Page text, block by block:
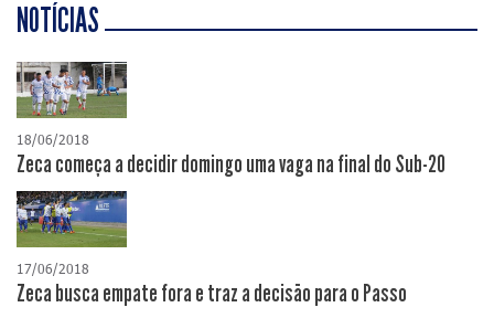
NOTÍCIAS
18/06/2018
Zeca começa a decidir domingo uma vaga na final do Sub-20
17/06/2018
Zeca busca empate fora e traz a decisão para o Passo